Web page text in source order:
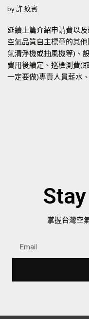
by許 紋賓
延續上篇介紹申請費以
空氣品質自主標章的其
氣清淨機或抽風機等)、
費用後續定、巡檢測費(
一定要做)專責人員薪水
掌握台灣空